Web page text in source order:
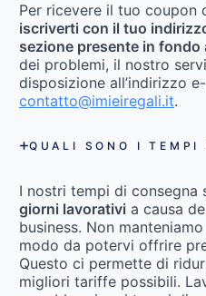
Per ricevere il tuo coupon
iscriverti con il tuo
sezione presente in fondo
dei problemi, il nostro
disposizione all’indirizzo
contatto@imieiregali.it.
QUALI SONO I TEMPI
I nostri tempi di consegna
giorni lavorativi a causa
business. Non
modo da potervi offrire
Questo ci permette di
migliori tariffe possibili.